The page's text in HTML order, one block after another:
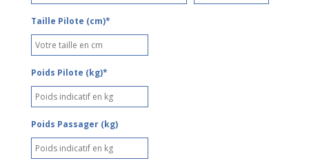
Taille Pilote (cm)*
Poids Pilote (kg)*
Poids Passager (kg)